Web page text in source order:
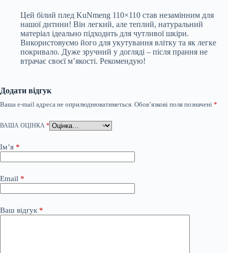
Цей білий плед KuNmeng 110×110 став незамінним для
нашої дитини! Він легкий, але теплий, натуральний
матеріал ідеально підходить для чутливої шкіри.
Використовуємо його для укутування влітку та як легке
покривало. Дуже зручний у догляді – після прання не
втрачає своєї м’якості. Рекомендую!
Додати відгук
Ваша e-mail адреса не оприлюднюватиметься. Обов’язкові поля позначені *
ВАША ОЦІНКА *
Ім’я *
Email *
Ваш відгук *